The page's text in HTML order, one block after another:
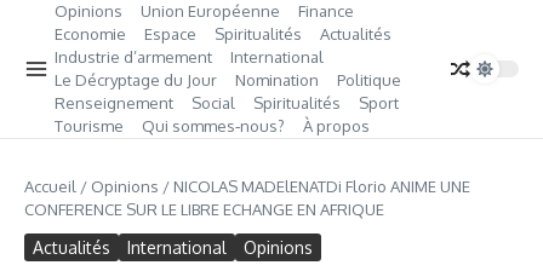
Opinions Union Européenne
Finance
Economie
Espace Spiritualités
Actualités
Industrie d’armement
International
Le Décryptage du Jour
Nomination
Politique
Renseignement
Social Spiritualités
Sport
Tourisme
Qui sommes‑nous? À propos
Accueil / Opinions / NICOLAS MADElENATDi Florio ANIME UNE
CONFERENCE SUR LE LIBRE ECHANGE EN AFRIQUE
Actualités International Opinions